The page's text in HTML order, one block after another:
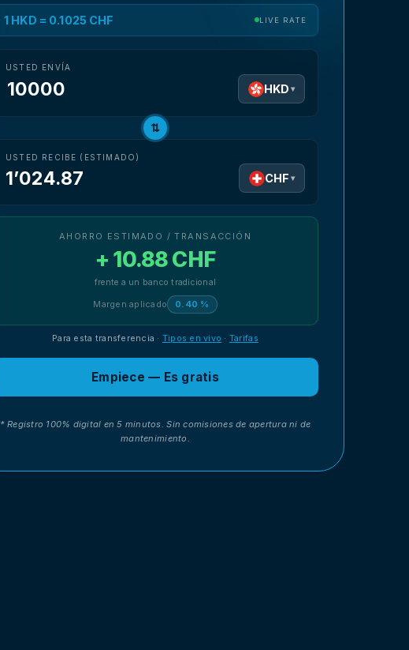
1 HKD = 0.1025 CHF LIVE RATE
USTED ENVÍA
HKD ▾
⇅
USTED RECIBE (ESTIMADO)
1’024.87 CHF ▾
AHORRO ESTIMADO / TRANSACCIÓN
+ 10.88 CHF
frente a un banco tradicional
Margen aplicado 0.40 %
Para esta transferencia · Tipos en vivo · Tarifas
Empiece — Es gratis
* Registro 100% digital en 5 minutos. Sin comisiones de apertura ni de
mantenimiento.